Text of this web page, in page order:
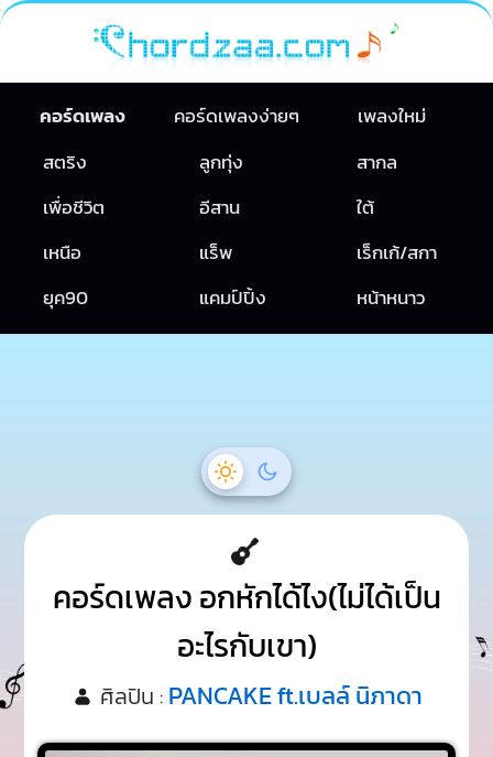
คอร์ดเพลง คอร์ดเพลงง่ายๆ
เพลงใหม่
สตริง
ลูกทุ่ง
สากล
เพื่อชีวิต
อีสาน
ใต้
เหนือ
แร็พ
เร็กเก้/สกา
ยุค90
แคมป์ปิ้ง หน้าหนาว
คอร์ดเพลง อกหักได้ไง(ไม่ได้เป็น
อะไรกับเขา)
ศิลปิน : PANCAKE ft.เบลล์ นิภาดา